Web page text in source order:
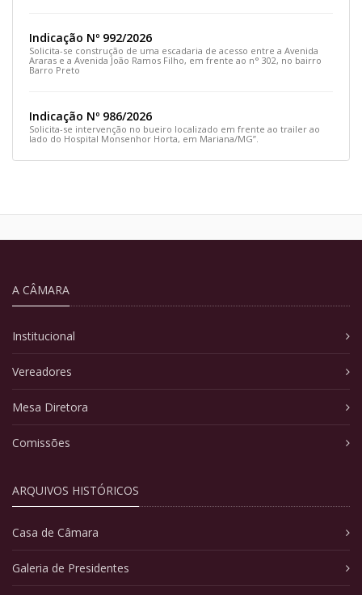
Indicação Nº 992/2026
Solicita-se construção de uma escadaria de acesso entre a Avenida
Araras e a Avenida João Ramos Filho, em frente ao n° 302, no bairro
Barro Preto
Indicação Nº 986/2026
Solicita-se intervenção no bueiro localizado em frente ao trailer ao
lado do Hospital Monsenhor Horta, em Mariana/MG”.
A CÂMARA
Institucional
Vereadores
Mesa Diretora
Comissões
ARQUIVOS HISTÓRICOS
Casa de Câmara
Galeria de Presidentes